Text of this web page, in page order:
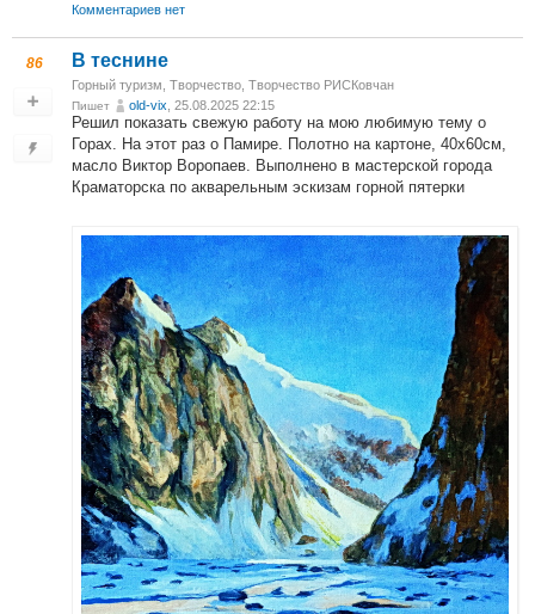
Комментариев нет
86 В теснине
Горный туризм Творчество Творчество РИСКовчан
Пишет old-vix , 25.08.2025 22:15
Решил показать свежую работу на мою любимую тему о
Горах. На этот раз о Памире. Полотно на картоне, 40х60см,
масло Виктор Воропаев. Выполнено в мастерской города
Краматорска по акварельным эскизам горной пятерки